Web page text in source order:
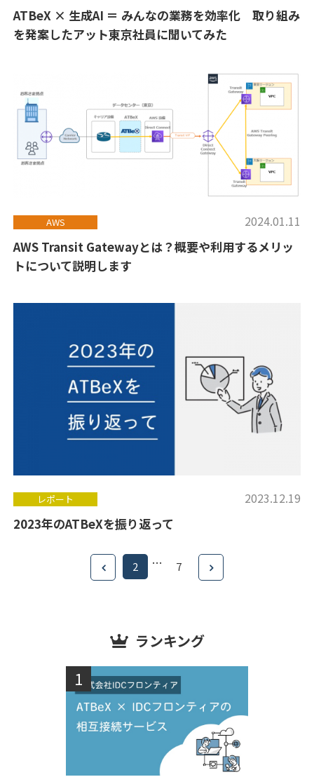
ATBeX × 生成AI ＝ みんなの業務を効率化 取り組み
を発案したアット東京社員に聞いてみた
AWS 2024.01.11
AWS Transit Gatewayとは？概要や利用するメリッ
トについて説明します
レポート 2023.12.19
2023年のATBeXを振り返って
2 … 7
ランキング